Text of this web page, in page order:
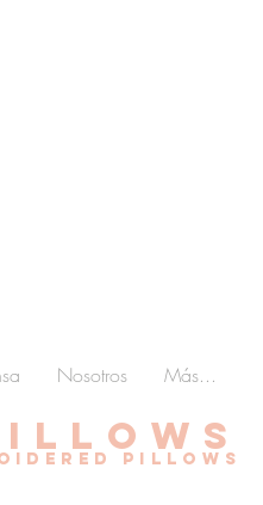
Nosotros Más...
pillows